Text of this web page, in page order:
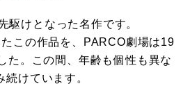
駆けとなった名作です。
この作品を、PARCO劇場は19
た。この間、年齢も個性も異な
けています。